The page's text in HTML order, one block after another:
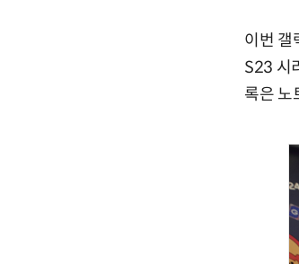
이번 갤
S23 시
록은 노